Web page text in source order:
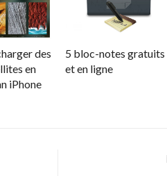
des
en
iPhone
5 bloc-notes gratuits
et en ligne